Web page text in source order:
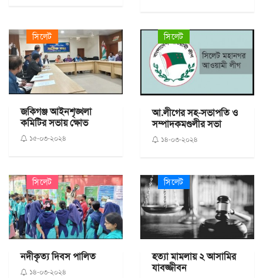
সিলেট
জকিগঞ্জ আইনশৃঙ্খলা
কমিটির সভায় ক্ষোভ
১৫-০৩-২০২৪
সিলেট
আ.লীগের সহ-সভাপতি ও
সম্পাদকমণ্ডলীর সভা
১৪-০৩-২০২৪
সিলেট
নদীকৃত্য দিবস পালিত
১৪-০৩-২০২৪
সিলেট
হত্যা মামলায় ২ আসামির
যাবজ্জীবন